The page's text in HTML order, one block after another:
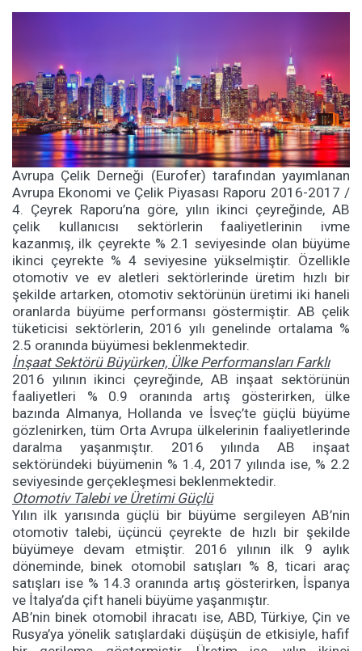
Avrupa Çelik Derneği (Eurofer) tarafından yayımlanan
Avrupa Ekonomi ve Çelik Piyasası Raporu 2016-2017 /
4. Çeyrek Raporu’na göre, yılın ikinci çeyreğinde, AB
çelik kullanıcısı sektörlerin faaliyetlerinin ivme
kazanmış, ilk çeyrekte % 2.1 seviyesinde olan büyüme
ikinci çeyrekte % 4 seviyesine yükselmiştir. Özellikle
otomotiv ve ev aletleri sektörlerinde üretim hızlı bir
şekilde artarken, otomotiv sektörünün üretimi iki haneli
oranlarda büyüme performansı göstermiştir. AB çelik
tüketicisi sektörlerin, 2016 yılı genelinde ortalama %
2.5 oranında büyümesi beklenmektedir.
İnşaat Sektörü Büyürken, Ülke Performansları Farklı
2016 yılının ikinci çeyreğinde, AB inşaat sektörünün
faaliyetleri % 0.9 oranında artış gösterirken, ülke
bazında Almanya, Hollanda ve İsveç’te güçlü büyüme
gözlenirken, tüm Orta Avrupa ülkelerinin faaliyetlerinde
daralma yaşanmıştır. 2016 yılında AB inşaat
sektöründeki büyümenin % 1.4, 2017 yılında ise, % 2.2
seviyesinde gerçekleşmesi beklenmektedir.
Otomotiv Talebi ve Üretimi Güçlü
Yılın ilk yarısında güçlü bir büyüme sergileyen AB’nin
otomotiv talebi, üçüncü çeyrekte de hızlı bir şekilde
büyümeye devam etmiştir. 2016 yılının ilk 9 aylık
döneminde, binek otomobil satışları % 8, ticari araç
satışları ise % 14.3 oranında artış gösterirken, İspanya
ve İtalya’da çift haneli büyüme yaşanmıştır.
AB’nin binek otomobil ihracatı ise, ABD, Türkiye, Çin ve
Rusya’ya yönelik satışlardaki düşüşün de etkisiyle, hafif